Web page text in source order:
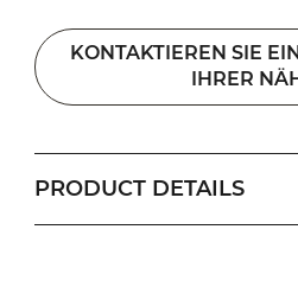
KONTAKTIEREN SIE
IHRER
PRODUCT DETAILS